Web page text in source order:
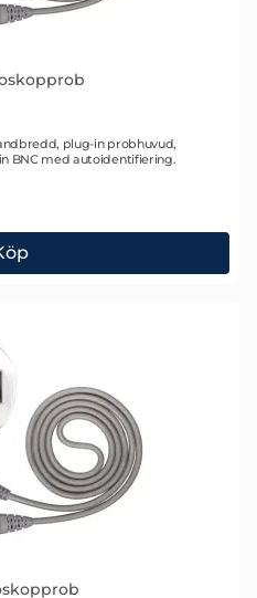
plug-in probhuvud,
BNC med autoidentifiering.
oscilloskopprob